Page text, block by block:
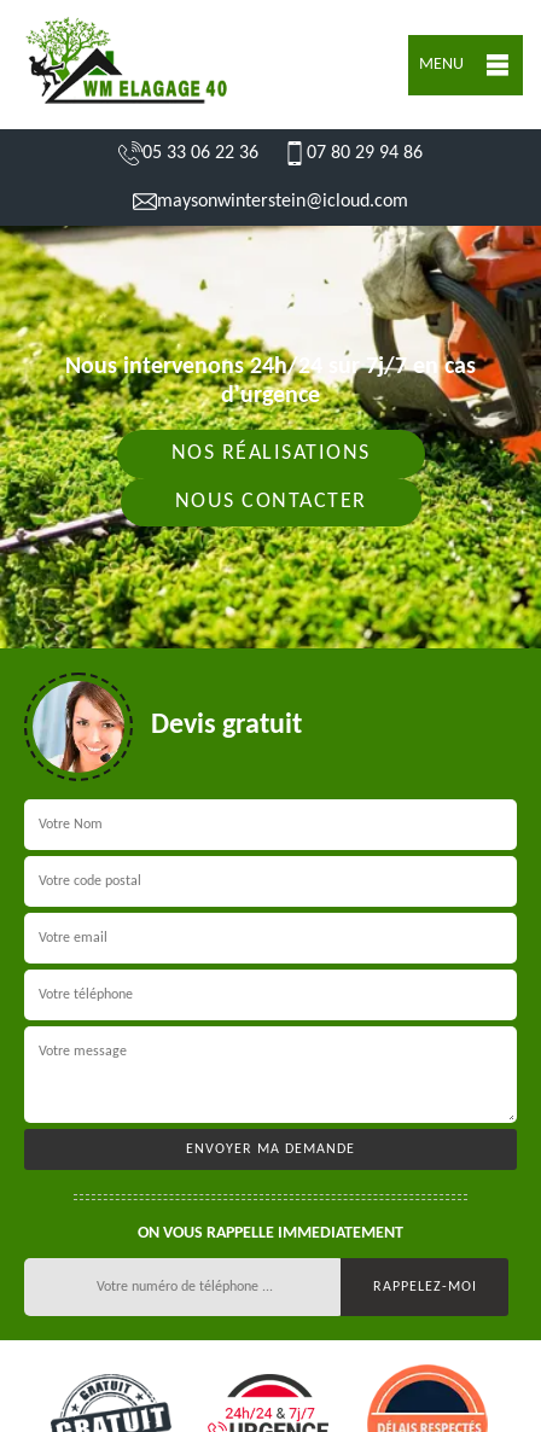
MENU
05 33 06 22 36 07 80 29 94 86
maysonwinterstein@icloud.com
Nous intervenons 24h/24 sur 7j/7 en cas
d'urgence
NOS RÉALISATIONS
NOUS CONTACTER
Devis gratuit
ON VOUS RAPPELLE IMMEDIATEMENT